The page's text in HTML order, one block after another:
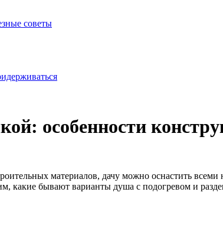
советы
особенности
материалов, дачу можно оснастить
какие бывают варианты душа с подогревом и